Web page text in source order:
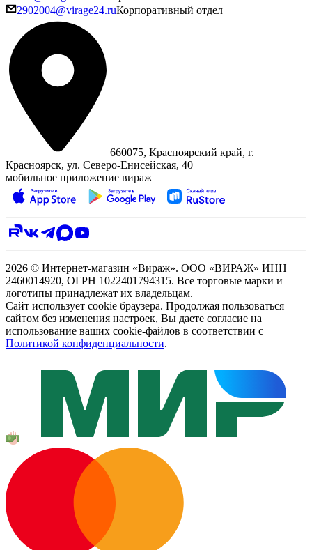
2902004@virage24.ruКорпоративный отдел
660075, Красноярский край, г.
Красноярск, ул. Северо‑Енисейская, 40
мобильное приложение вираж
2026 © Интернет-магазин «Вираж». ООО «ВИРАЖ» ИНН
2460014920, ОГРН 1022401794315. Все торговые марки и
логотипы принадлежат их владельцам.
Сайт использует cookie браузера. Продолжая пользоваться
сайтом без изменения настроек, Вы даете согласие на
использование ваших cookie-файлов в соответствии с
Политикой конфиденциальности.